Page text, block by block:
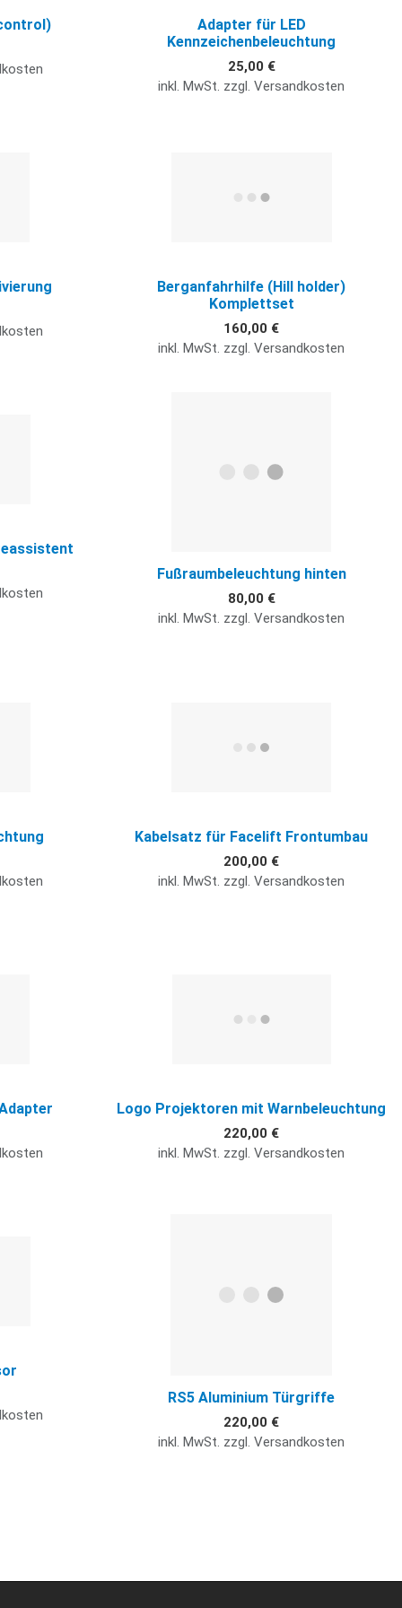
Adapter für LED
Kennzeichenbeleuchtung
25,00 €
inkl. MwSt. zzgl. Versandkosten
Berganfahrhilfe (Hill holder)
Komplettset
160,00 €
inkl. MwSt. zzgl. Versandkosten
Fußraumbeleuchtung hinten
80,00 €
inkl. MwSt. zzgl. Versandkosten
Kabelsatz für Facelift Frontumbau
200,00 €
inkl. MwSt. zzgl. Versandkosten
Logo Projektoren mit Warnbeleuchtung
220,00 €
inkl. MwSt. zzgl. Versandkosten
RS5 Aluminium Türgriffe
220,00 €
inkl. MwSt. zzgl. Versandkosten